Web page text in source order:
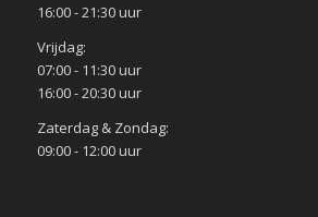
16:00 - 21:30 uur
Vrijdag:
07:00 - 11:30 uur
16:00 - 20:30 uur
Zaterdag & Zondag:
09:00 - 12:00 uur